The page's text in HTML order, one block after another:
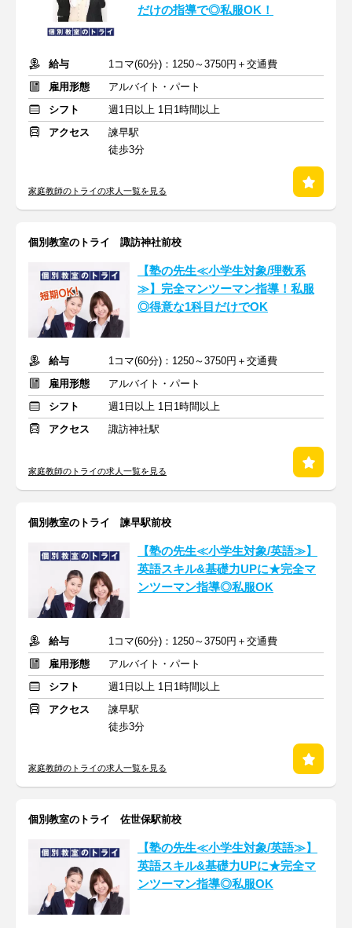
だけの指導で◎私服OK！
給与
1コマ(60分)：1250～3750円＋交通費
雇用形態
アルバイト・パート
シフト
週1日以上 1日1時間以上
アクセス
諫早駅
徒歩3分
家庭教師のトライの求人一覧を見る
個別教室のトライ 諏訪神社前校
【塾の先生≪小学生対象/理数系
≫】完全マンツーマン指導！私服
◎得意な1科目だけでOK
給与
1コマ(60分)：1250～3750円＋交通費
雇用形態
アルバイト・パート
シフト
週1日以上 1日1時間以上
アクセス
諏訪神社駅
家庭教師のトライの求人一覧を見る
個別教室のトライ 諫早駅前校
【塾の先生≪小学生対象/英語≫】
英語スキル&基礎力UPに★完全マ
ンツーマン指導◎私服OK
給与
1コマ(60分)：1250～3750円＋交通費
雇用形態
アルバイト・パート
シフト
週1日以上 1日1時間以上
アクセス
諫早駅
徒歩3分
家庭教師のトライの求人一覧を見る
個別教室のトライ 佐世保駅前校
【塾の先生≪小学生対象/英語≫】
英語スキル&基礎力UPに★完全マ
ンツーマン指導◎私服OK